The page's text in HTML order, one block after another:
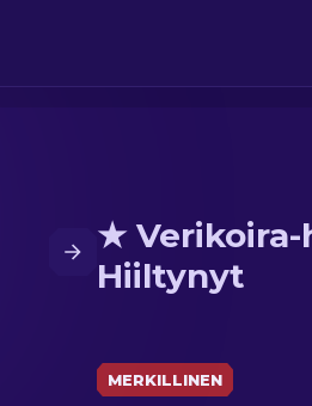
★ Verikoira-
Hiiltynyt
MERKILLINEN